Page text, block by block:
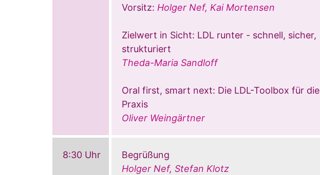
Vorsitz: Holger Nef, Kai Mortensen
Zielwert in Sicht: LDL runter - schnell, sicher,
strukturiert
Theda-Maria Sandloff
Oral first, smart next: Die LDL-Toolbox für die
Praxis
Oliver Weingärtner
8:30 Uhr
Begrüßung
Holger Nef, Stefan Klotz